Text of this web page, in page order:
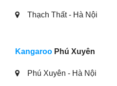
Thạch Thất - Hà Nội
Kangaroo Phú Xuyên
Phú Xuyên - Hà Nội